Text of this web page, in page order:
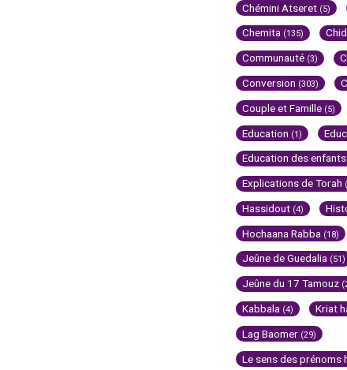
Chémini Atseret (5)
Chemita (135)
Communauté (3)
Conversion (303)
Couple et Famille (5)
Education (1)
Education des enfants
Explications de Torah
Hassidout (4)
Hochaana Rabba (18)
Jeûne de Guedalia (51)
Jeûne du 17 Tamouz
Kabbala (4) Kriat
Lag Baomer (29)
Le sens des prénoms